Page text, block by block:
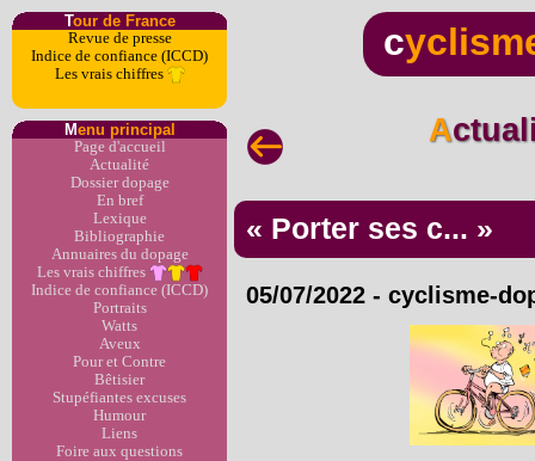
Tour de France
Revue de presse
Indice de confiance (ICCD)
Les vrais chiffres
Menu principal
Page d'accueil
Actualité
Dossier dopage
En bref
Lexique
Bibliographie
Annuaires du dopage
Les vrais chiffres
Indice de confiance (ICCD)
Portraits
Watts
Aveux
Pour et Contre
Bêtisier
Stupéfiantes excuses
Humour
Liens
Foire aux questions
c
« Porter ses c... »
05/07/2022 - cyclisme-